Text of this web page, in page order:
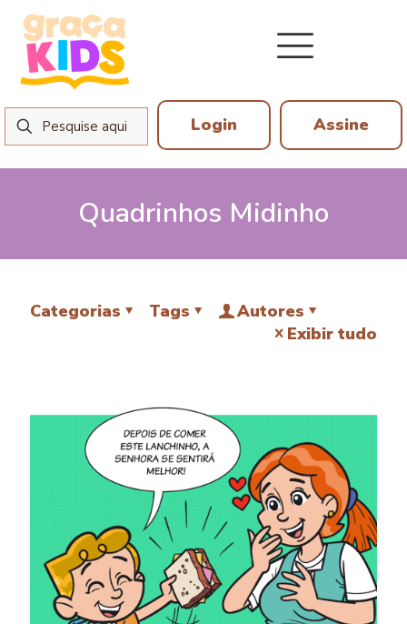
Login Assine
Quadrinhos Midinho
Categorias Tags
Autores
Exibir tudo